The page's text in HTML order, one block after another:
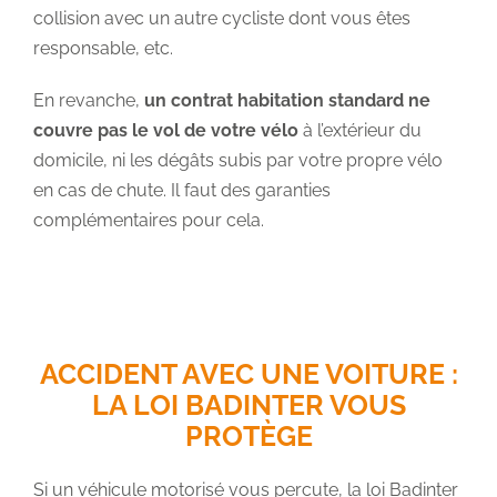
collision avec un autre cycliste dont vous êtes
responsable, etc.
En revanche, un contrat habitation standard ne
couvre pas le vol de votre véloà l’extérieur du
domicile, ni les dégâts subis par votre propre vélo
en cas de chute. Il faut des garanties
complémentaires pour cela.
ACCIDENT AVEC UNE VOITURE :
LA LOI BADINTER VOUS
PROTÈGE
Si un véhicule motorisé vous percute, la loi Badinter